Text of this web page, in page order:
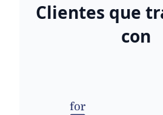
Clientes que
con